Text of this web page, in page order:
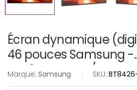
Écran dynamique
46 pouces Samsung -
LH46OMNSLGB/EN
Marque: Samsung | SKU: